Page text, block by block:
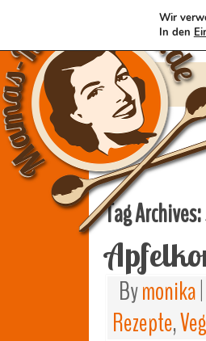
Tag Archives:
Bymonika
Rezepte,
Wir
In den